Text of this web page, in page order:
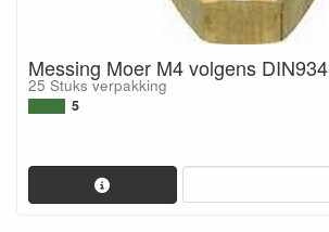
Messing Moer M4 volgens DIN934
25 Stuks verpakking
5